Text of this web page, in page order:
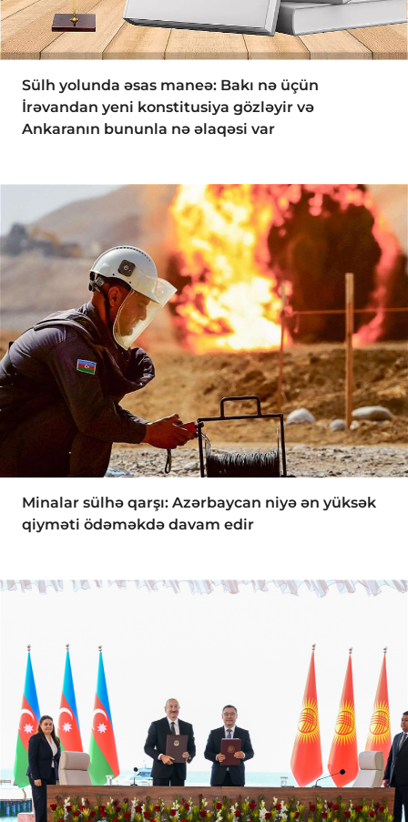
Sülh yolunda əsas maneə: Bakı nə üçün
İrəvandan yeni konstitusiya gözləyir və
Ankaranın bununla nə əlaqəsi var
Minalar sülhə qarşı: Azərbaycan niyə ən yüksək
qiyməti ödəməkdə davam edir